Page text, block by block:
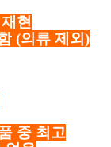
현
(의류 제외)
중 최고